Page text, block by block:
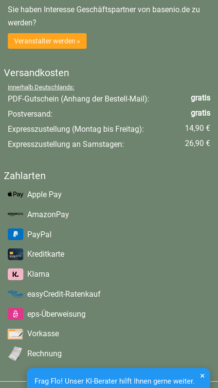
Frag Flo! Unser KI-Berater hilft Ihnen gerne weiter.
Sie haben Interesse Geschäftspartner von basenio.de zu
werden?
Veranstalter werden »
Versandkosten
innerhalb Deutschlands:
PDF-Gutschein (Anhang der Bestell-Mail):
gratis
Postversand:
gratis
Expresszustellung (Montag bis Freitag):
14,90 €
Expresszustellung an Samstagen:
26,90 €
Zahlarten
Apple Pay
AmazonPay
PayPal
Kreditkarte
Klarna
easyCredit-Ratenkauf
eps-Überweisung
Vorkasse
Rechnung